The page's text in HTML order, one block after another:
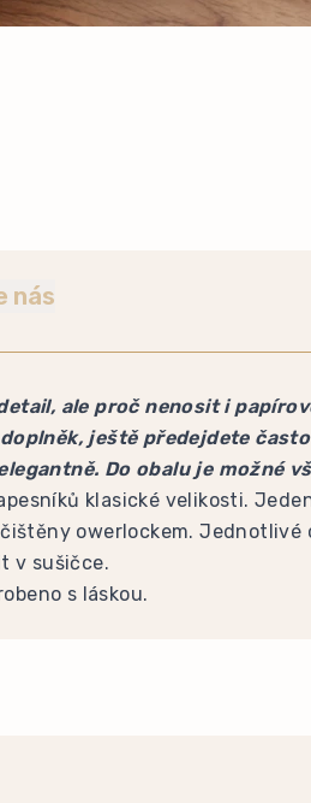
nás
ale proč nenosit i
ještě předejdete
Do obalu je možné
klasické velikosti.
owerlockem. Jednotlivé
v sušičce.
s láskou.